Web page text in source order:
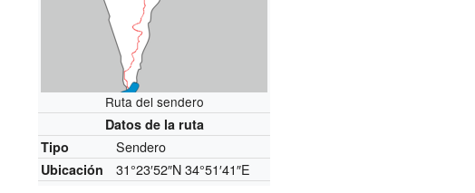
Ruta del sendero
Datos de la ruta
Tipo
Sendero
Ubicación 31°23′52″N 34°51′41″E